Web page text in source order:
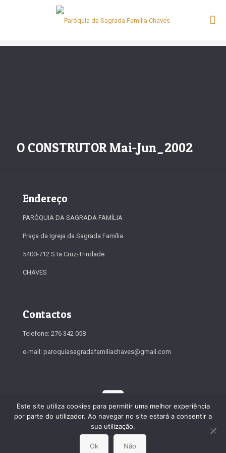
O CONSTRUTOR Mai-Jun_2002
Endereço
PARÓQUIA DA SAGRADA FAMÍLIA
Praça da Igreja da Sagrada Família
5400-712 S.ta Cruz-Trindade
CHAVES
Contactos
Telefone: 276 342 058
e-mail: paroquiasagradafamiliachaves@gmail.com
© 2019-2026 Paróquia da Sagrada Família. Todos os direitos
reservados
Este site utiliza cookies para permitir uma melhor experiência
por parte do utilizador. Ao navegar no site estará a consentir a
sua utilização.
Ok Não